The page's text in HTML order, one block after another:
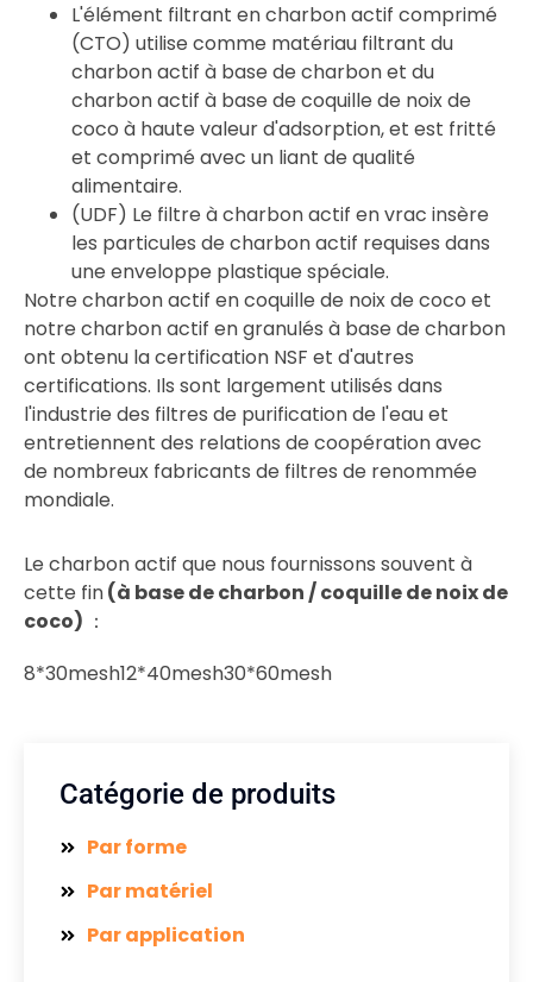
L'élément filtrant en charbon actif comprimé
(CTO) utilise comme matériau filtrant du
charbon actif à base de charbon et du
charbon actif à base de coquille de noix de
coco à haute valeur d'adsorption, et est fritté
et comprimé avec un liant de qualité
alimentaire.
(UDF) Le filtre à charbon actif en vrac insère
les particules de charbon actif requises dans
une enveloppe plastique spéciale.
Notre charbon actif en coquille de noix de coco et
notre charbon actif en granulés à base de charbon
ont obtenu la certification NSF et d'autres
certifications. Ils sont largement utilisés dans
l'industrie des filtres de purification de l'eau et
entretiennent des relations de coopération avec
de nombreux fabricants de filtres de renommée
mondiale.
Le charbon actif que nous fournissons souvent à
cette fin(à base de charbon / coquille de noix de
coco) ：
8*30mesh12*40mesh30*60mesh
Catégorie de produits
Par forme
Par matériel
Par application